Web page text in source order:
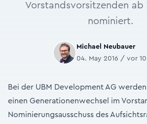
Vorstandsvorsitzenden ab
nominiert.
Michael Neubauer
04. May 2016 / vor 10
Bei der UBM Development AG
einen Generationenwechsel im
Nominierungsausschuss des